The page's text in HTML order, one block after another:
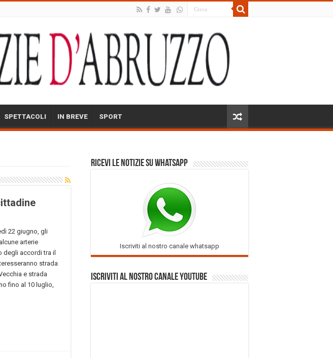
SPETTACOLI IN BREVE SPORT
22 giugno, gli
arterie
degli accordi tra il
strada
e strada
fino al 10 luglio,
Ricevi le notizie su Whatsapp
Iscriviti al nostro canale whatsapp
Iscriviti al nostro Canale Youtube